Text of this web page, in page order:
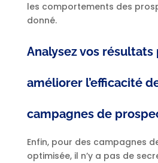
les comportements des
donné.
Analysez vos résultats
améliorer l’efficacité
campagnes de
Enfin, pour des campagnes
optimisée, il n’y a pas de